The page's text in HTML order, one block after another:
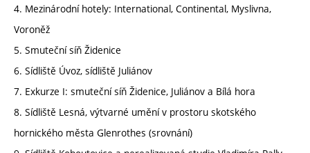
4. Mezinárodní hotely: International, Continental, Myslivna,
Voroněž
5. Smuteční síň Židenice
6. Sídliště Úvoz, sídliště Juliánov
7. Exkurze I: smuteční síň Židenice, Juliánov a Bílá hora
8. Sídliště Lesná, výtvarné umění v prostoru skotského
hornického města Glenrothes (srovnání)